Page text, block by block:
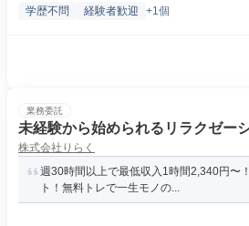
学歴不問 経験者歓迎 +1個
業務委託
未経験から始められるリラクゼー
株式会社りらく
週30時間以上で最低収入1時間2,340円〜
ト！無料トレで一生モノの...